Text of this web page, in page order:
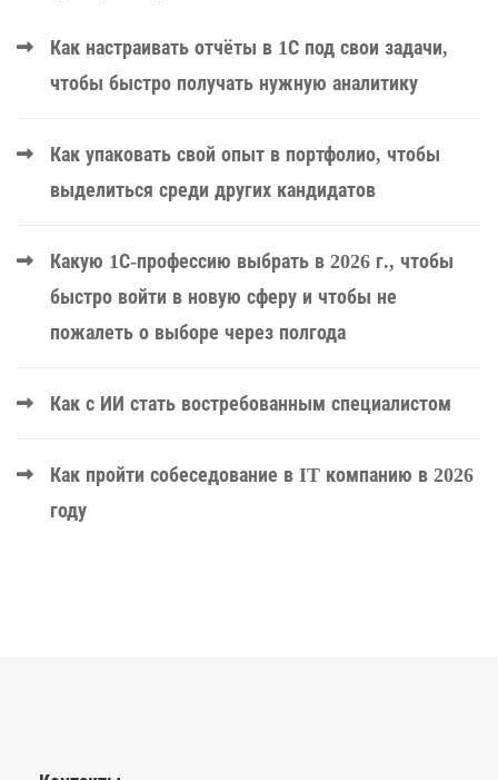
Как настраивать отчёты в 1С под свои задачи,
чтобы быстро получать нужную аналитику
Как упаковать свой опыт в портфолио, чтобы
выделиться среди других кандидатов
Какую 1С-профессию выбрать в 2026 г., чтобы
быстро войти в новую сферу и чтобы не
пожалеть о выборе через полгода
Как с ИИ стать востребованным специалистом
Как пройти собеседование в IT компанию в 2026
году